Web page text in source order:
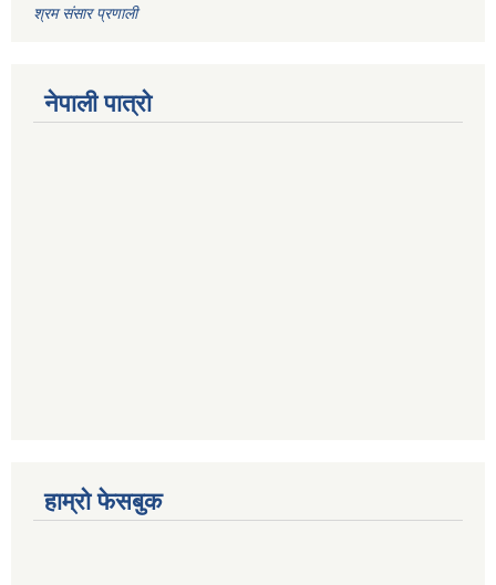
श्रम संसार प्रणाली
नेपाली पात्रो
हाम्रो फेसबुक